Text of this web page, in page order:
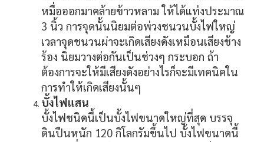
หมื่อออกมาคล้ายข้าวหลาม ให้ได้แท่งประมาณ
3 นิ้ว การจุดนั้นนิยมต่อพ่วงชนวนบั้งไฟใหญ่
เวลาจุดชนวนผ่าจะเกิดเสียงดังเหมือนเสียงช้าง
ร้อง นิยมวางต่อกันเป็นช่วงๆ กระบอก ถ้า
ต้องการจะให้มีเสียงดังอย่างไรก็จะมีเทคนิคใน
การทำให้เกิดเสียงนั้นๆ
บั้งไฟแสน
บั้งไฟชนิดนี้เป็นบั้งไฟขนาดใหญ่ที่สุด บรรจุ
ดินปืนหนัก 120 กิโลกรัมขึ้นไป บั้งไฟขนาดนี้